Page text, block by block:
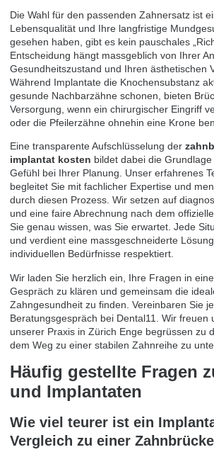
Die Wahl für den passenden Zahnersatz ist
Lebensqualität und Ihre langfristige
gesehen haben, gibt es kein pauschales
Entscheidung hängt massgeblich von Ihrer
Gesundheitszustand und Ihren ästhetischen
Während Implantate die Knochensubstanz
gesunde Nachbarzähne schonen, bieten
Versorgung, wenn ein chirurgischer Eingriff
oder die Pfeilerzähne ohnehin eine Krone
Eine transparente Aufschlüsselung der
implantat kosten bildet dabei die
Gefühl bei Ihrer Planung. Unser erfahrenes
begleitet Sie mit fachlicher Expertise und
durch diesen Prozess. Wir setzen auf
und eine faire Abrechnung nach dem
Sie genau wissen, was Sie erwartet. Jede
und verdient eine massgeschneiderte
individuellen Bedürfnisse respektiert.
Wir laden Sie herzlich ein, Ihre Fragen in
Gespräch zu klären und gemeinsam die
Zahngesundheit zu finden. Vereinbaren Sie
Beratungsgespräch bei Dental11
. Wir
unserer Praxis in Zürich Enge begrüssen zu
dem Weg zu einer stabilen Zahnreihe zu
Häufig gestellte Fragen
und Implantaten
Wie viel teurer ist ein
Vergleich zu einer